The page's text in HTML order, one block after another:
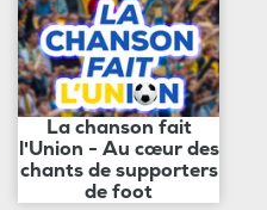
La chanson fait
l'Union - Au cœur des
chants de supporters
de foot